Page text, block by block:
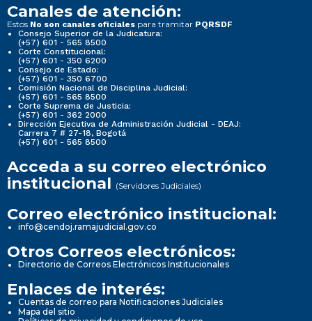
Canales de atención:
Estos No son canales oficiales para tramitar PQRSDF
Consejo Superior de la Judicatura:
(+57) 601 - 565 8500
Corte Constitucional:
(+57) 601 - 350 6200
Consejo de Estado:
(+57) 601 - 350 6700
Comisión Nacional de Disciplina Judicial:
(+57) 601 - 565 8500
Corte Suprema de Justicia:
(+57) 601 - 362 2000
Dirección Ejecutiva de Administración Judicial - DEAJ:
Carrera 7 # 27-18, Bogotá
(+57) 601 - 565 8500
Acceda a su correo electrónico
institucional (Servidores Judiciales)
Correo electrónico institucional:
info@cendoj.ramajudicial.gov.co
Otros Correos electrónicos:
Directorio de Correos Electrónicos Institucionales
Enlaces de interés:
Cuentas de correo para Notificaciones Judiciales
Mapa del sitio